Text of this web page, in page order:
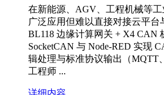
在新能源、AGV、工程机械等
广泛应用但难以直接对接云平台
BL118 边缘计算网关 + X4 CAN
SocketCAN 与 Node-RED 实现
辑处理与标准协议输出（MQTT
工程师 ...
详细内容